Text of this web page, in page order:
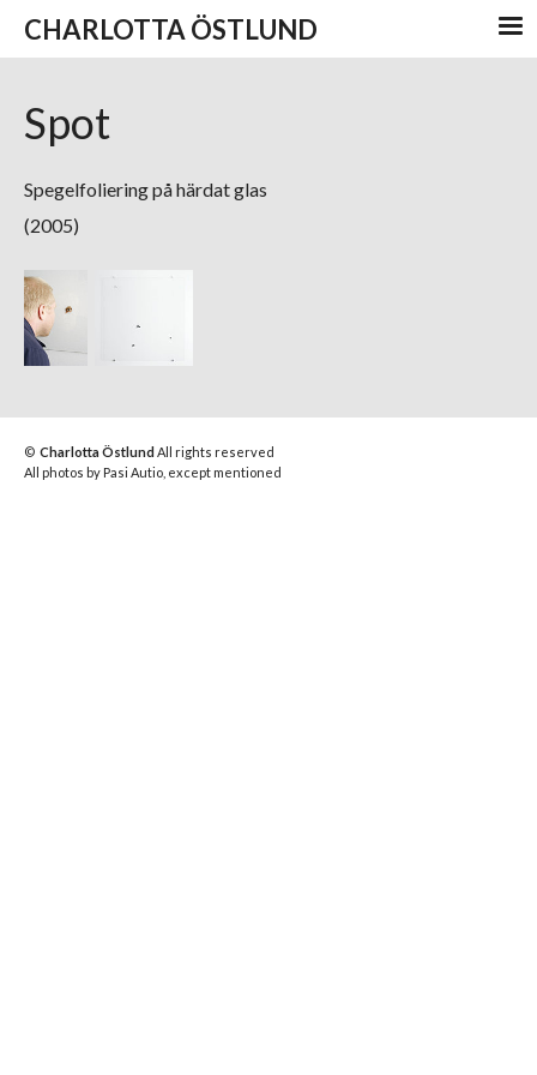
CHARLOTTA ÖSTLUND
Spot
Spegelfoliering på härdat glas
(2005)
© Charlotta ÖstlundAll rights reserved
All photos by Pasi Autio, except mentioned